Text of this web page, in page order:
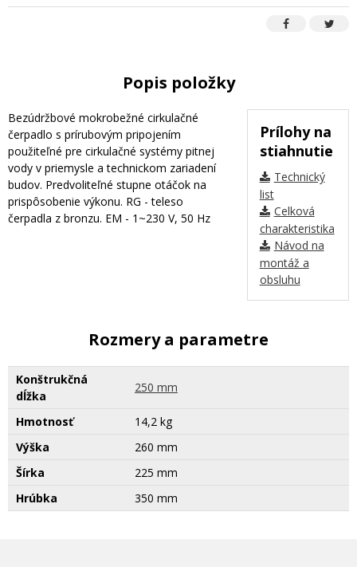
Popis položky
Prílohy na
stiahnutie
Technický
list
Celková
charakteristika
Návod na
montáž a
obsluhu
Bezúdržbové mokrobežné cirkulačné
čerpadlo s prírubovým pripojením
použiteľné pre cirkulačné systémy pitnej
vody v priemysle a technickom zariadení
budov. Predvoliteľné stupne otáčok na
prispôsobenie výkonu. RG - teleso
čerpadla z bronzu. EM - 1~230 V, 50 Hz
Rozmery a parametre
Konštrukčná
dĺžka
250 mm
Hmotnosť
14,2 kg
Výška
260 mm
Šírka
225 mm
Hrúbka
350 mm